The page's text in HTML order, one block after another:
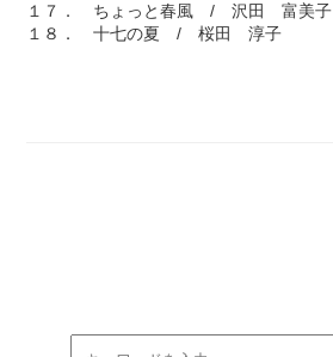
１７． ちょっと春風 / 沢田 富美子
１８． 十七の夏 / 桜田 淳子